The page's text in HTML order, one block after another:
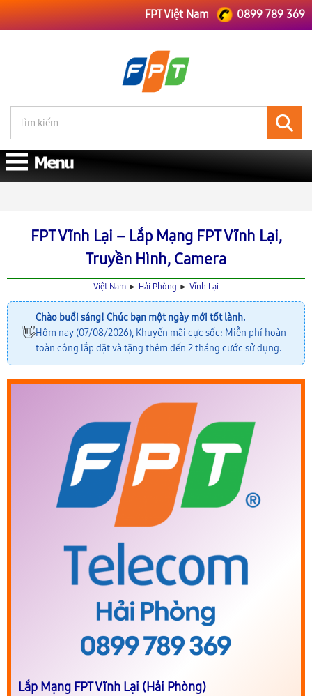
FPT Việt Nam 0899 789 369
FPT Vĩnh Lại – Lắp Mạng FPT Vĩnh Lại,
Truyền Hình, Camera
Việt Nam ► Hải Phòng ► Vĩnh Lại
👋
Chào buổi sáng! Chúc bạn một ngày mới tốt lành.
Hôm nay (07/08/2026), Khuyến mãi cực sốc: Miễn phí hoàn
toàn công lắp đặt và tặng thêm đến 2 tháng cước sử dụng.
Lắp Mạng FPT Vĩnh Lại (Hải Phòng)